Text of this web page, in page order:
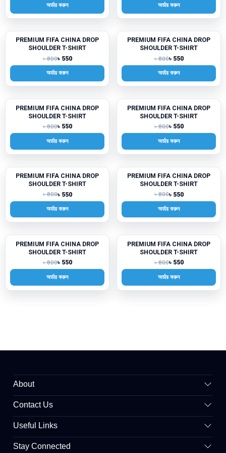
অর্ডার করুন অর্ডার করুন
-31%
PREMIUM FIFA CHINA DROP
SHOULDER T-SHIRT
৳ 800৳ 550
অর্ডার করুন
-31%
PREMIUM FIFA CHINA DROP
SHOULDER T-SHIRT
৳ 800৳ 550
অর্ডার করুন
-31%
PREMIUM FIFA CHINA DROP
SHOULDER T-SHIRT
৳ 800৳ 550
অর্ডার করুন
-31%
PREMIUM FIFA CHINA DROP
SHOULDER T-SHIRT
৳ 800৳ 550
অর্ডার করুন
-31%
PREMIUM FIFA CHINA DROP
SHOULDER T-SHIRT
৳ 800৳ 550
অর্ডার করুন
-31%
PREMIUM FIFA CHINA DROP
SHOULDER T-SHIRT
৳ 800৳ 550
অর্ডার করুন
-31%
PREMIUM FIFA CHINA DROP
SHOULDER T-SHIRT
৳ 800৳ 550
অর্ডার করুন
-31%
PREMIUM FIFA CHINA DROP
SHOULDER T-SHIRT
৳ 800৳ 550
অর্ডার করুন
About
Contact Us
Useful Links
Stay Connected